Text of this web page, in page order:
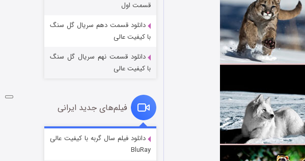
مردگان متحرک: شهر مرده ۳
قسمت ۲ (زیرنویس) منتشر شد
شکست استوارت در نجات جهان
قسمت
قسمت اول
دانلود قسمت دهم سریال گل سنگ
با کیفیت عالی
دانلود قسمت نهم سریال گل سنگ
با کیفیت عالی
فیلم‌های جدید ایرانی
دانلود فیلم سال گربه با کیفیت عالی
BluRay